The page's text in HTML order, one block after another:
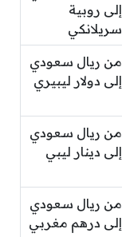
إلى روبية
سريلانكي
من ريال سعودي
إلى دولار ليبيري
من ريال سعودي
إلى دينار ليبي
من ريال سعودي
إلى درهم مغربي